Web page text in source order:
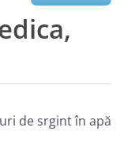
de srgint în apă